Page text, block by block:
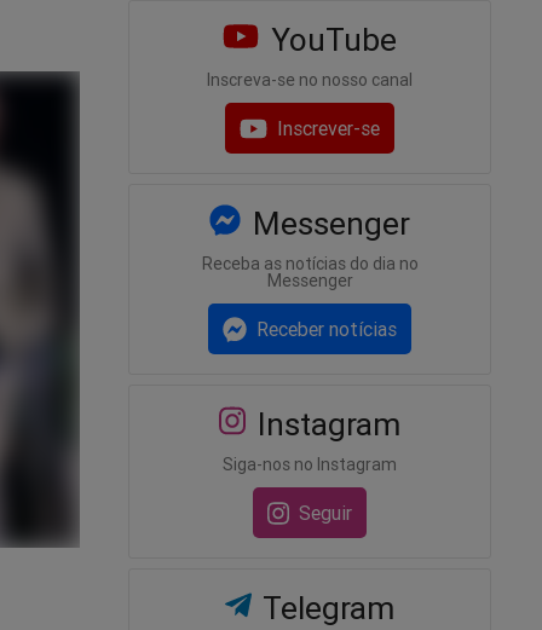
YouTube
Inscreva-se no nosso canal
Inscrever-se
Messenger
Receba as notícias do dia no
Messenger
Receber notícias
Instagram
Siga-nos no Instagram
Seguir
Telegram